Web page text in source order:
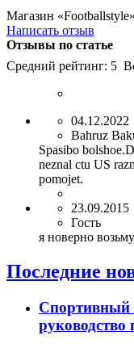
Магазин «Footballstyle»
Написать отзыв
Отзывы по статье
Средний рейтинг: 5
04.12.2022
Bahruz
Spasibo
neznal ctu US
pomojet.
23.09.2015
Гость
я новерно возьму
Последние
Спортивный